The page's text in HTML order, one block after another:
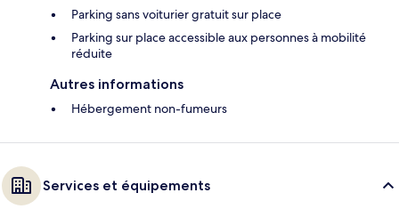
Parking sans voiturier gratuit sur place
Parking sur place accessible aux personnes à mobilité
réduite
Autres informations
Hébergement non-fumeurs
Services et équipements